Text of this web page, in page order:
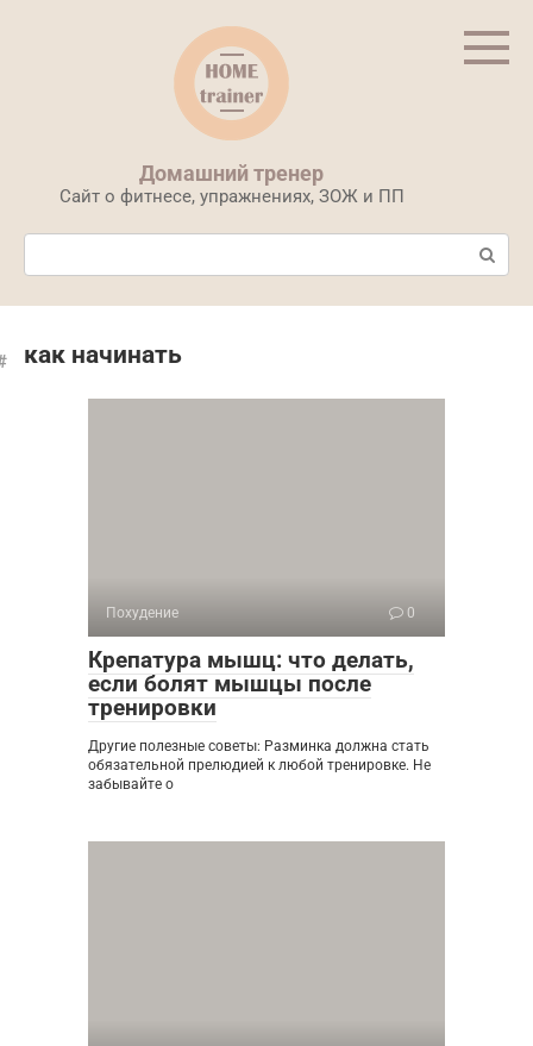
Домашний тренер
Сайт о фитнесе, упражнениях, ЗОЖ и ПП
Поиск:
как начинать
Похудение 0
Крепатура мышц: что делать,
если болят мышцы после
тренировки
Другие полезные советы: Разминка должна стать
обязательной прелюдией к любой тренировке. Не
забывайте о